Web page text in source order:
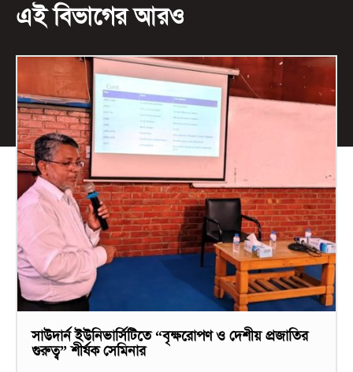
এই বিভাগের আরও
সাউদার্ন ইউনিভার্সিটিতে “বৃক্ষরোপণ ও দেশীয় প্রজাতির
গুরুত্ব” শীর্ষক সেমিনার